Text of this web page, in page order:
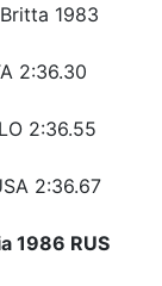
1983
2:36.30
2:36.55
2:36.67
1986 RUS